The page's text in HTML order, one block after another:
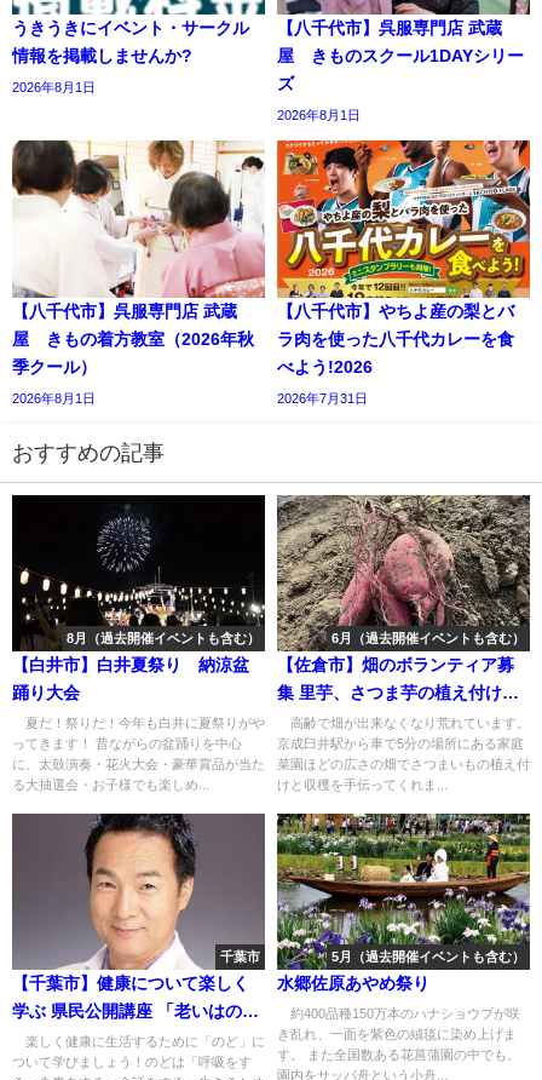
うきうきにイベント・サークル
情報を掲載しませんか?
2026年8月1日
【八千代市】呉服専門店 武蔵
屋 きものスクール1DAYシリー
ズ
2026年8月1日
【八千代市】呉服専門店 武蔵
屋 きもの着方教室（2026年秋
季クール）
2026年8月1日
【八千代市】やちよ産の梨とバ
ラ肉を使った八千代カレーを食
べよう!2026
2026年7月31日
おすすめの記事
8月（過去開催イベントも含む）
【白井市】白井夏祭り 納涼盆
踊り大会
夏だ！祭りだ！今年も白井に夏祭りがや
ってきます！ 昔ながらの盆踊りを中心
に、太鼓演奏・花火大会・豪華賞品が当た
る大抽選会・お子様でも楽しめ...
6月（過去開催イベントも含む）
【佐倉市】畑のボランティア募
集 里芋、さつま芋の植え付け及
び収穫
高齢で畑が出来なくなり荒れています。
京成臼井駅から車で5分の場所にある家庭
菜園ほどの広さの畑でさつまいもの植え付
けと収穫を手伝ってくれま...
千葉市
【千葉市】健康について楽しく
学ぶ 県民公開講座 「老いはのど
からやってくる」
楽しく健康に生活するために「のど」に
ついて学びましょう！のどは「呼吸をす
5月（過去開催イベントも含む）
水郷佐原あやめ祭り
約400品種150万本のハナショウブが咲
き乱れ、一面を紫色の絨毯に染め上げま
す。 また全国数ある花菖蒲園の中でも、
園内をサッパ舟という小舟...